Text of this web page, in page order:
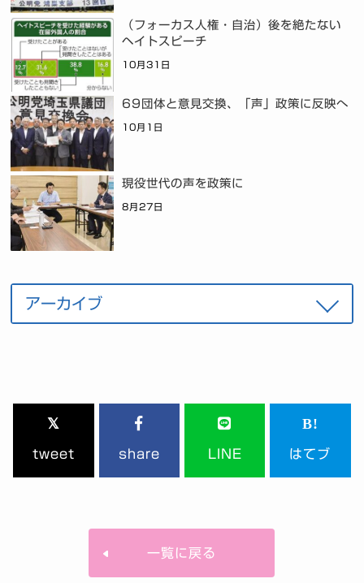
（フォーカス人権・自治）後を絶たない
ヘイトスピーチ
10月31日
69団体と意見交換、「声」政策に反映へ
10月1日
現役世代の声を政策に
8月27日
tweet share LINE はてブ
一覧に戻る